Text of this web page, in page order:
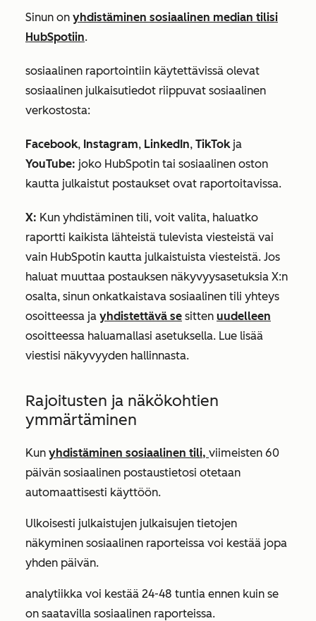
Sinun on yhdistäminen sosiaalinen median tilisi
HubSpotiin.
sosiaalinen raportointiin käytettävissä olevat
sosiaalinen julkaisutiedot riippuvat sosiaalinen
verkostosta:
Facebook, Instagram, LinkedIn, TikTokja
YouTube: joko HubSpotin tai sosiaalinen oston
kautta julkaistut postaukset ovat raportoitavissa.
X: Kun yhdistäminen tili, voit valita, haluatko
raportti kaikista lähteistä tulevista viesteistä vai
vain HubSpotin kautta julkaistuista viesteistä. Jos
haluat muuttaa postauksen näkyvyysasetuksia X:n
osalta, sinun onkatkaistava sosiaalinen tili yhteys
osoitteessa ja yhdistettävä se sitten uudelleen
osoitteessa haluamallasi asetuksella. Lue lisää
viestisi näkyvyyden hallinnasta.
Rajoitusten ja näkökohtien
ymmärtäminen
Kun yhdistäminen sosiaalinen tili, viimeisten 60
päivän sosiaalinen postaustietosi otetaan
automaattisesti käyttöön.
Ulkoisesti julkaistujen julkaisujen tietojen
näkyminen sosiaalinen raporteissa voi kestää jopa
yhden päivän.
analytiikka voi kestää 24-48 tuntia ennen kuin se
on saatavilla sosiaalinen raporteissa.